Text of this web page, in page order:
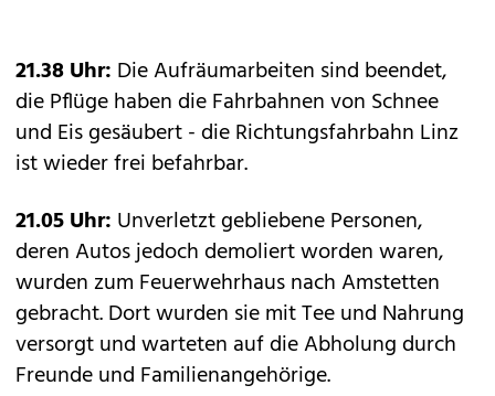
21.38 Uhr: Die Aufräumarbeiten sind beendet,
die Pflüge haben die Fahrbahnen von Schnee
und Eis gesäubert - die Richtungsfahrbahn Linz
ist wieder frei befahrbar.
21.05 Uhr: Unverletzt gebliebene Personen,
deren Autos jedoch demoliert worden waren,
wurden zum Feuerwehrhaus nach Amstetten
gebracht. Dort wurden sie mit Tee und Nahrung
versorgt und warteten auf die Abholung durch
Freunde und Familienangehörige.